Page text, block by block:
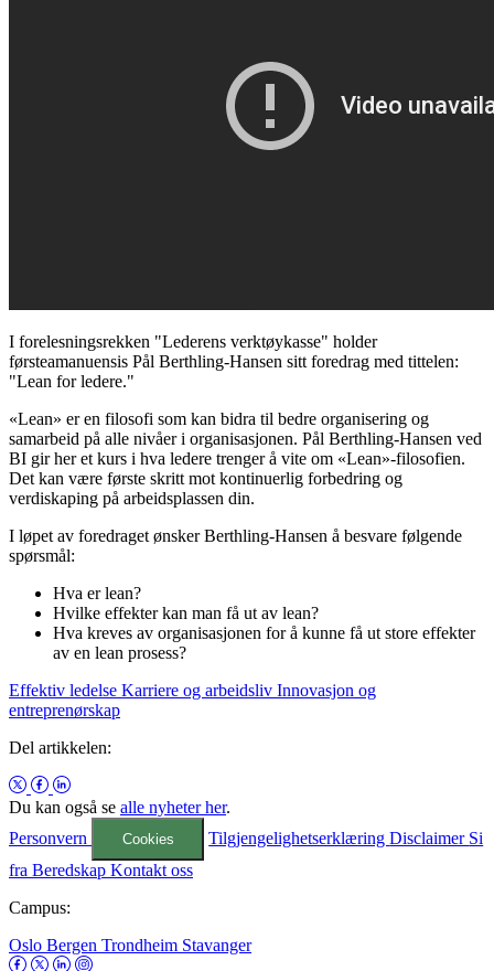
I forelesningsrekken "Lederens verktøykasse" holder
førsteamanuensis Pål Berthling-Hansen sitt foredrag med tittelen:
"Lean for ledere."
«Lean» er en filosofi som kan bidra til bedre organisering og
samarbeid på alle nivåer i organisasjonen. Pål Berthling-Hansen ved
BI gir her et kurs i hva ledere trenger å vite om «Lean»-filosofien.
Det kan være første skritt mot kontinuerlig forbedring og
verdiskaping på arbeidsplassen din.
I løpet av foredraget ønsker Berthling-Hansen å besvare følgende
spørsmål:
Hva er lean?
Hvilke effekter kan man få ut av lean?
Hva kreves av organisasjonen for å kunne få ut store effekter
av en lean prosess?
Effektiv ledelse Karriere og arbeidsliv Innovasjon og
entreprenørskap
Del artikkelen:
Du kan også se alle nyheter her.
Personvern
Cookies TilgjengelighetserklæringDisclaimer Si
fra Beredskap Kontakt oss
Campus:
Oslo Bergen Trondheim Stavanger